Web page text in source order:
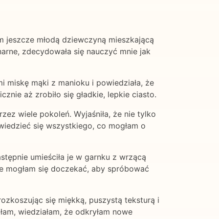
jeszcze młodą dziewczyną mieszkającą
zdecydowała się nauczyć mnie jak
miskę mąki z manioku i powiedziała, że
aż zrobiło się gładkie, lepkie ciasto.
wiele pokoleń. Wyjaśniła, że nie tylko
się wszystkiego, co mogłam o
umieściła je w garnku z wrzącą
mogłam się doczekać, aby spróbować
się miękką, puszystą teksturą i
wiedziałam, że odkryłam nowe